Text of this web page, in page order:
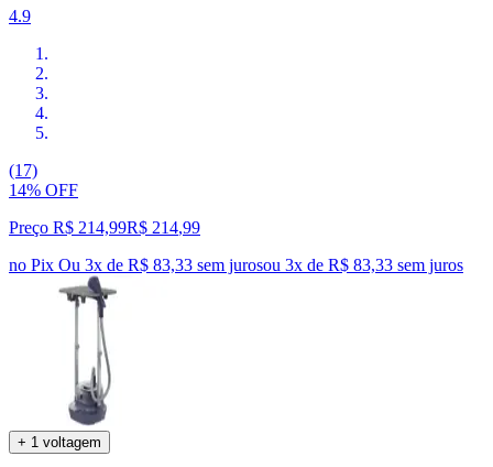
4.9
(17)
14% OFF
Preço R$ 214,99R$ 214,99
no Pix Ou 3x de R$ 83,33 sem jurosou 3x de R$ 83,33 sem juros
+ 1 voltagem